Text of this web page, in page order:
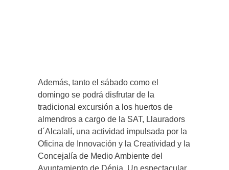
Además, tanto el sábado como el
domingo se podrá disfrutar de la
tradicional excursión a los huertos de
almendros a cargo de la SAT, Llauradors
d´Alcalalí, una actividad impulsada por la
Oficina de Innovación y la Creatividad y la
Concejalía de Medio Ambiente del